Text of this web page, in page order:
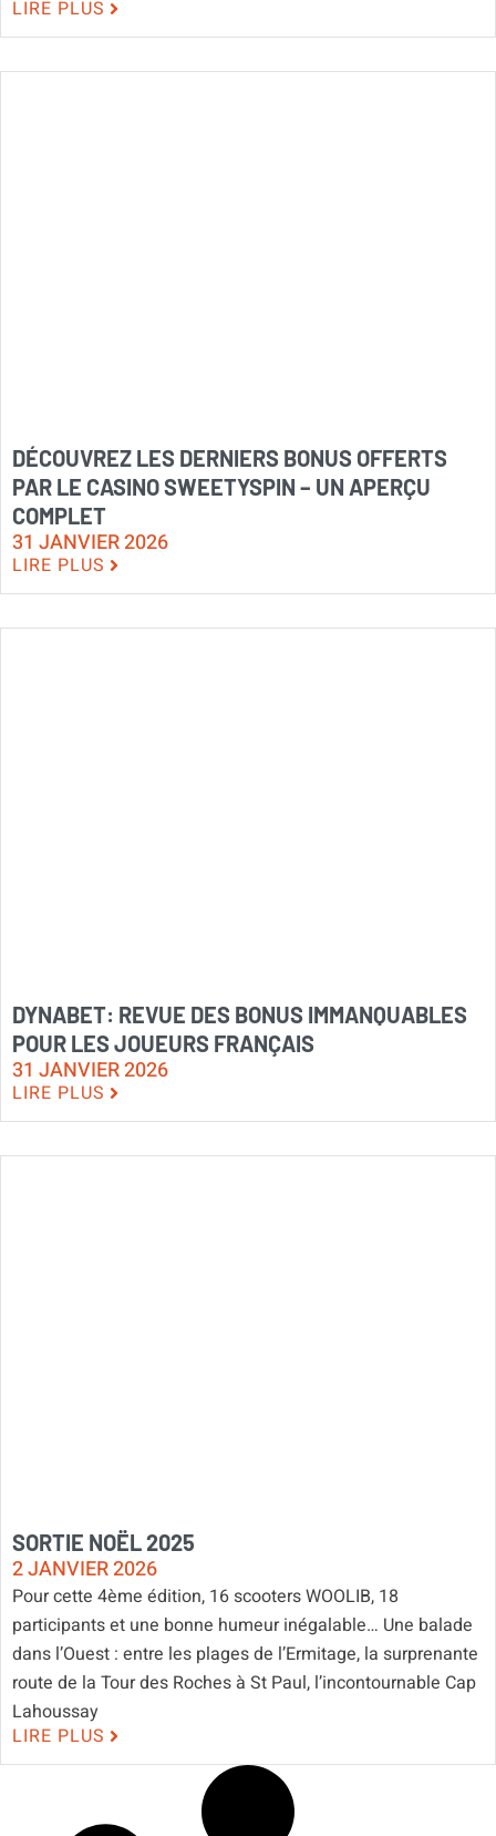
LIRE PLUS
DÉCOUVREZ LES DERNIERS BONUS OFFERTS
PAR LE CASINO SWEETYSPIN – UN APERÇU
COMPLET
31 JANVIER 2026
LIRE PLUS
DYNABET: REVUE DES BONUS IMMANQUABLES
POUR LES JOUEURS FRANÇAIS
31 JANVIER 2026
LIRE PLUS
SORTIE NOËL 2025
2 JANVIER 2026
Pour cette 4ème édition, 16 scooters WOOLIB, 18
participants et une bonne humeur inégalable… Une balade
dans l’Ouest : entre les plages de l’Ermitage, la surprenante
route de la Tour des Roches à St Paul, l’incontournable Cap
Lahoussay
LIRE PLUS